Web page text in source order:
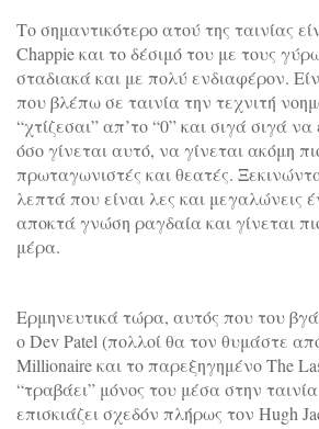
Το σημαντικότερο ατού της ταινίας
Chappie και το δέσιμό του με τους
σταδιακά και με πολύ ενδιαφέρον.
που βλέπω σε ταινία την τεχνιτή
“χτίζεσαι” απ’το “0” και σιγά σιγά
όσο γίνεται αυτό, να γίνεται ακόμη
πρωταγωνιστές και θεατές.
λεπτά που είναι λες και μεγαλώνεις
αποκτά γνώση ραγδαία και γίνεται
μέρα.
Ερμηνευτικά τώρα, αυτός που του
ο Dev Patel (πολλοί θα τον θυμάστε
Millionaire και το παρεξηγημένο The
“τραβάει” μόνος του μέσα στην
επισκιάζει σχεδόν πλήρως τον Hugh